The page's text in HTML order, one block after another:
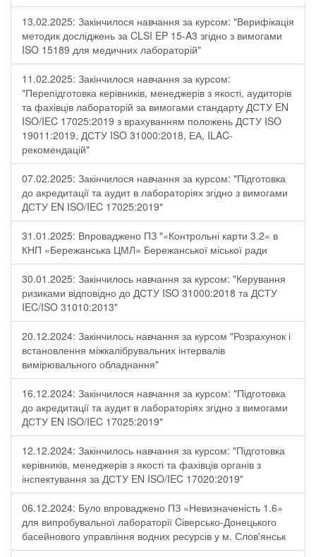
13.02.2025: Закінчилося навчання за курсом: "Верифікація
методик досліджень за CLSI EP 15-A3 згідно з вимогами
ISO 15189 для медичних лабораторій"
11.02.2025: Закінчилося навчання за курсом:
"Перепідготовка керівників, менеджерів з якості, аудиторів
та фахівців лабораторій за вимогами стандарту ДСТУ EN
ISO/IEC 17025:2019 з врахуванням положень ДСТУ ISO
19011:2019, ДСТУ ISO 31000:2018, ЕА, ILAC-
рекомендацій"
07.02.2025: Закінчилося навчання за курсом: "Підготовка
до акредитації та аудит в лабораторіях згідно з вимогами
ДСТУ EN ISO/IEC 17025:2019"
31.01.2025: Впроваджено ПЗ "«Контрольні карти 3.2» в
КНП «Бережанська ЦМЛ» Бережанської міської ради
30.01.2025: Закінчилось навчання за курсом: "Керування
ризиками відповідно до ДСТУ ISO 31000:2018 та ДСТУ
IEC/ISO 31010:2013"
20.12.2024: Закінчилось навчання за курсом "Розрахунок і
встановлення міжкалібрувальних інтервалів
вимірювального обладнання"
16.12.2024: Закінчилося навчання за курсом: "Підготовка
до акредитації та аудит в лабораторіях згідно з вимогами
ДСТУ EN ISO/IEC 17025:2019"
12.12.2024: Закінчилось навчання за курсом: "Підготовка
керівників, менеджерів з якості та фахівців органів з
інспектування за ДСТУ EN ISO/IEC 17020:2019"
06.12.2024: Було впроваджено ПЗ «Невизначеність 1.6»
для випробувальної лабораторії Cіверсько-Донецького
басейнового управління водних ресурсів у м. Слов'янськ